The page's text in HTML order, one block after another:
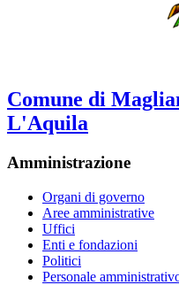
Comune di
L'Aquila
Amministrazione
Organi di governo
Aree amministrative
Uffici
Enti e fondazioni
Politici
Personale